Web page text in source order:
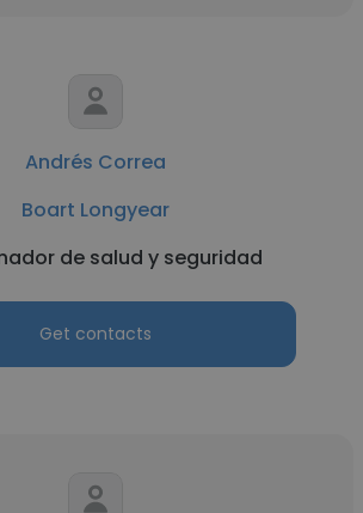
Andrés Correa
Boart Longyear
de salud y seguridad
Get contacts